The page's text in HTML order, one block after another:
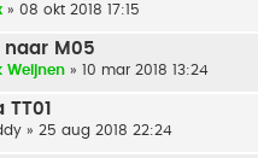
» 08 okt 2018 17:15
naar M05
Weijnen » 10 mar 2018 13:24
» 25 aug 2018 22:24